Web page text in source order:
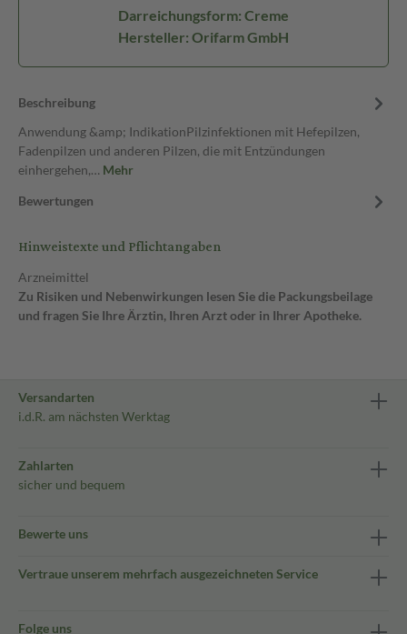
Darreichungsform: Creme
Hersteller: Orifarm GmbH
Beschreibung
Anwendung &amp; IndikationPilzinfektionen mit Hefepilzen,
Fadenpilzen und anderen Pilzen, die mit Entzündungen
einhergehen,… Mehr
Bewertungen
Hinweistexte und Pflichtangaben
Arzneimittel
Zu Risiken und Nebenwirkungen lesen Sie die Packungsbeilage
und fragen Sie Ihre Ärztin, Ihren Arzt oder in Ihrer Apotheke.
Versandarten
i.d.R. am nächsten Werktag
Zahlarten
sicher und bequem
Bewerte uns
Vertraue unserem mehrfach ausgezeichneten Service
Folge uns